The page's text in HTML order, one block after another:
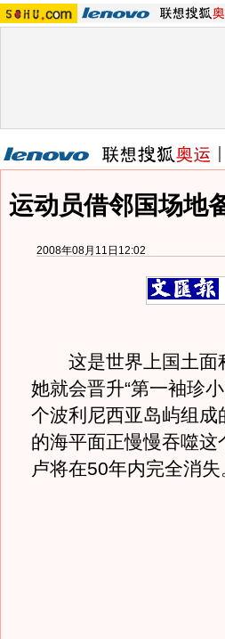
运动员借邻国场地
2008年08月11日12:02
这是世界上国土面
她就会晋升“第一袖珍
个波利尼西亚岛屿组
的海平面正慢慢吞噬
卢将在50年内完全消失